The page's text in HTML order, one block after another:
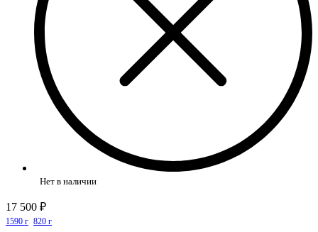
Нет в наличии
17 500 ₽
1590 г 820 г